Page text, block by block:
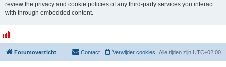
review the privacy and cookie policies of any third-party services you interact
with through embedded content.
Forumoverzicht Alle tijden zijn UTC+02:00
Verwijder cookies
Contact